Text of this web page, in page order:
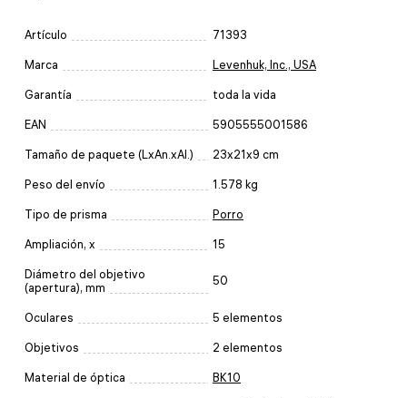
Artículo 71393
Marca Levenhuk, Inc., USA
Garantía toda la vida
EAN 5905555001586
Tamaño de paquete (LxAn.xAl.) 23x21x9 cm
Peso del envío 1.578 kg
Tipo de prisma Porro
Ampliación, x 15
Diámetro del objetivo
(apertura), mm
50
Oculares 5 elementos
Objetivos 2 elementos
Material de óptica BK10